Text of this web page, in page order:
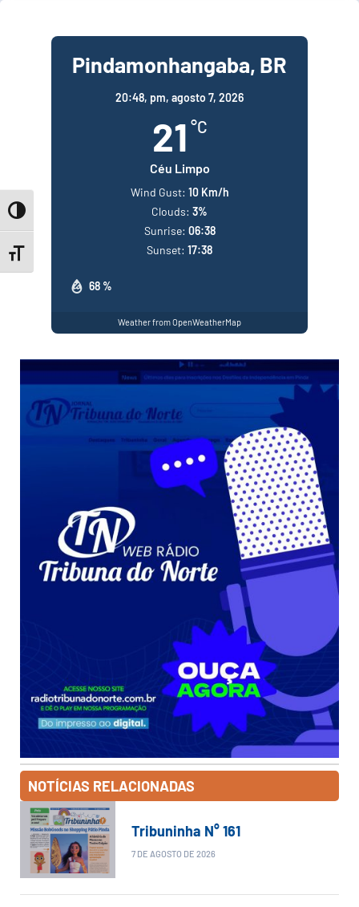
Toggle High Contrast
Toggle Font size
Pindamonhangaba, BR
20:48, pm, agosto 7, 2026
21 °C
Céu Limpo
68 %
Wind Gust: 10 Km/h
Clouds: 3%
Sunrise: 06:38
Sunset: 17:38
Weather from OpenWeatherMap
NOTÍCIAS RELACIONADAS
Tribuninha N° 161
7 DE AGOSTO DE 2026